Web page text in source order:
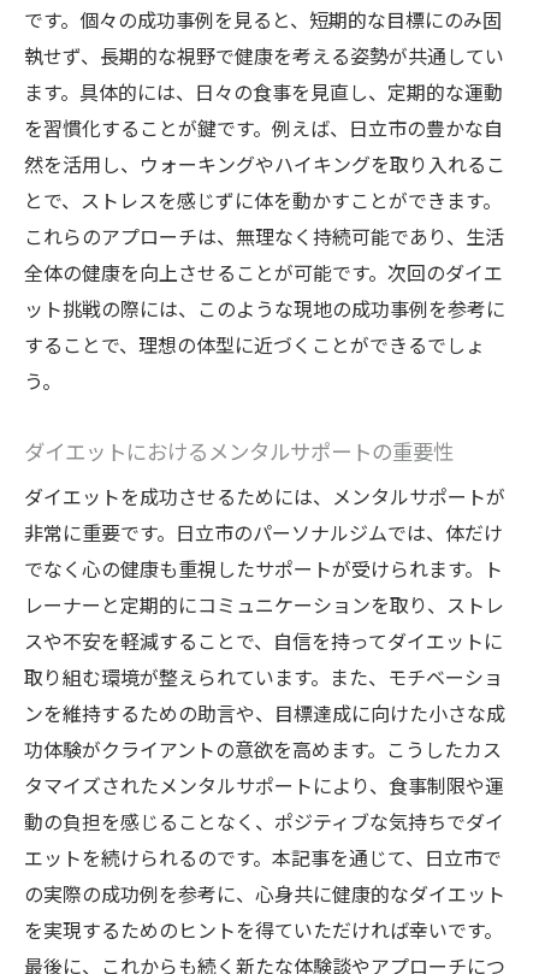
です。個々の成功事例を見ると、短期的な目標にのみ固
執せず、長期的な視野で健康を考える姿勢が共通してい
ます。具体的には、日々の食事を見直し、定期的な運動
を習慣化することが鍵です。例えば、日立市の豊かな自
然を活用し、ウォーキングやハイキングを取り入れるこ
とで、ストレスを感じずに体を動かすことができます。
これらのアプローチは、無理なく持続可能であり、生活
全体の健康を向上させることが可能です。次回のダイエ
ット挑戦の際には、このような現地の成功事例を参考に
することで、理想の体型に近づくことができるでしょ
う。
ダイエットにおけるメンタルサポートの重要性
ダイエットを成功させるためには、メンタルサポートが
非常に重要です。日立市のパーソナルジムでは、体だけ
でなく心の健康も重視したサポートが受けられます。ト
レーナーと定期的にコミュニケーションを取り、ストレ
スや不安を軽減することで、自信を持ってダイエットに
取り組む環境が整えられています。また、モチベーショ
ンを維持するための助言や、目標達成に向けた小さな成
功体験がクライアントの意欲を高めます。こうしたカス
タマイズされたメンタルサポートにより、食事制限や運
動の負担を感じることなく、ポジティブな気持ちでダイ
エットを続けられるのです。本記事を通じて、日立市で
の実際の成功例を参考に、心身共に健康的なダイエット
を実現するためのヒントを得ていただければ幸いです。
最後に、これからも続く新たな体験談やアプローチにつ